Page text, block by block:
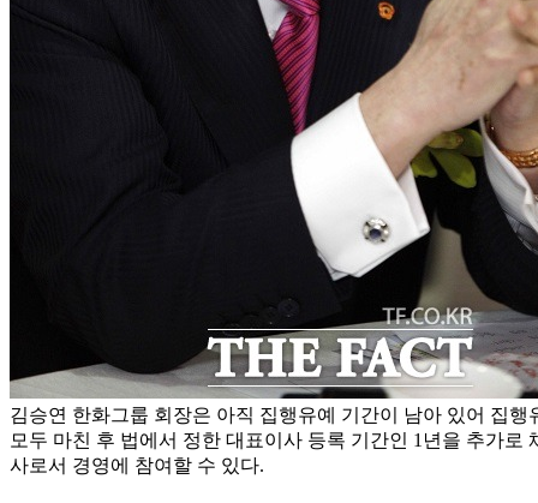
김승연 한화그룹 회장은 아직 집행유예 기간이 남아 있어 집행
모두 마친 후 법에서 정한 대표이사 등록 기간인 1년을 추가로
사로서 경영에 참여할 수 있다.